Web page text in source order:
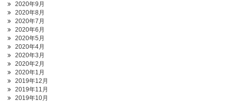
2020年9月
2020年8月
2020年7月
2020年6月
2020年5月
2020年4月
2020年3月
2020年2月
2020年1月
2019年12月
2019年11月
2019年10月